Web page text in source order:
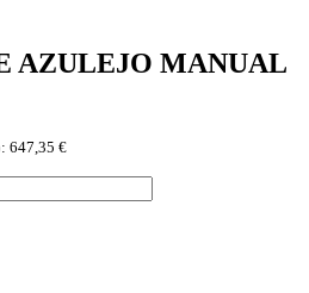
AZULEJO MANUAL
647,35 €